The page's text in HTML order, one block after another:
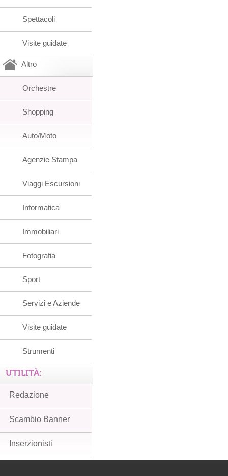
Spettacoli
Visite guidate
Altro
Orchestre
Shopping
Auto/Moto
Agenzie Stampa
Viaggi Escursioni
Informatica
Immobiliari
Fotografia
Sport
Servizi e Aziende
Visite guidate
Strumenti
UTILITÀ:
Redazione
Scambio Banner
Inserzionisti